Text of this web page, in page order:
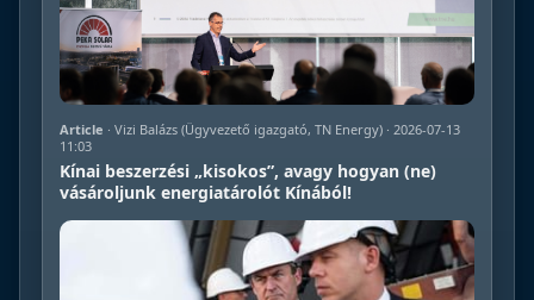
Article · Vizi Balázs (Ügyvezető igazgató, TN Energy) · 2026-07-13
11:03
Kínai beszerzési „kisokos”, avagy hogyan (ne)
vásároljunk energiatárolót Kínából!